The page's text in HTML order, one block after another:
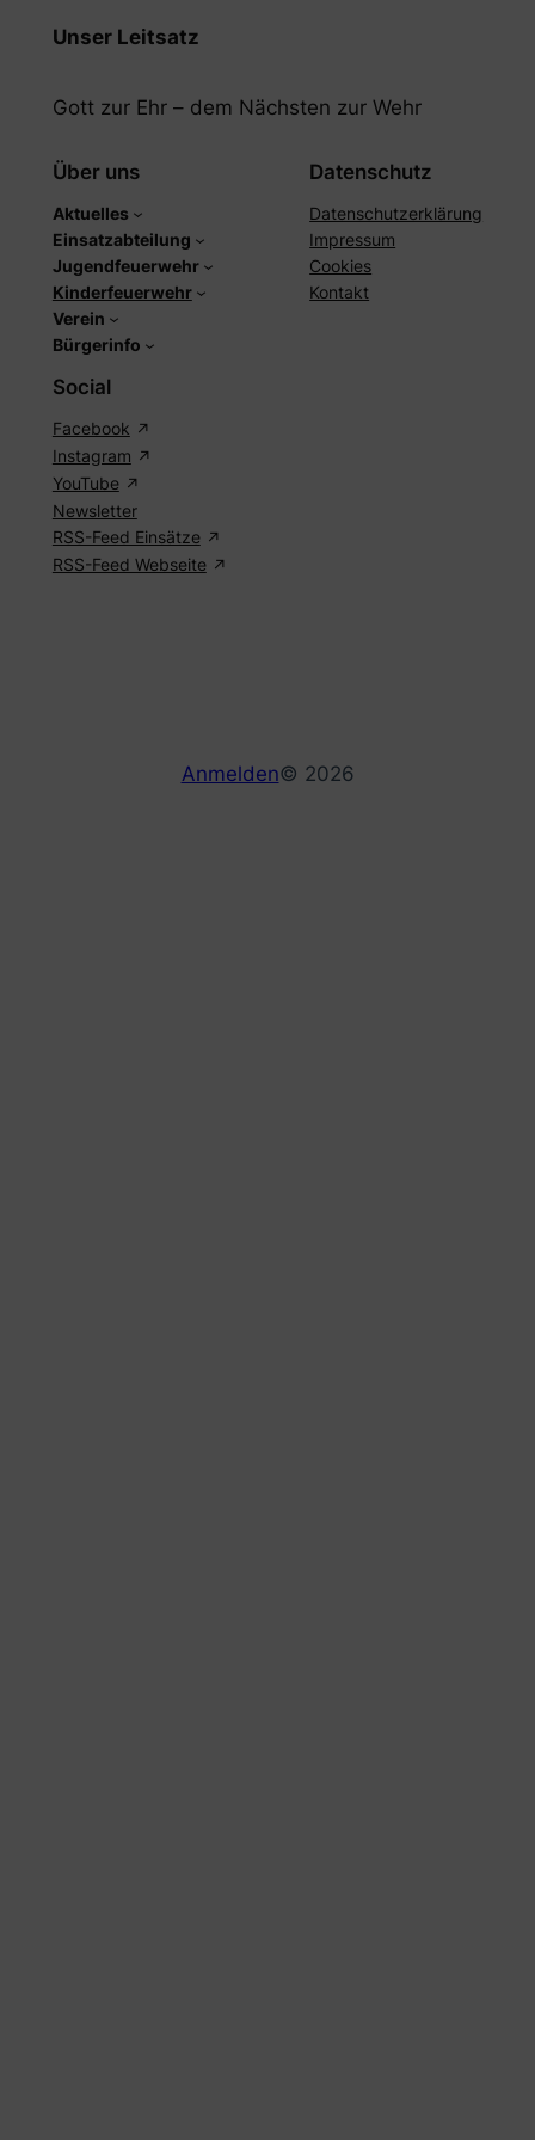
Unser Leitsatz
Gott zur Ehr – dem Nächsten zur Wehr
Über uns
Aktuelles
Einsatzabteilung
Jugendfeuerwehr
Kinderfeuerwehr
Verein
Bürgerinfo
Datenschutz
Datenschutzerklärung
Impressum
Cookies
Kontakt
Social
Facebook
Instagram
YouTube
Newsletter
RSS-Feed Einsätze
RSS-Feed Webseite
Anmelden© 2026